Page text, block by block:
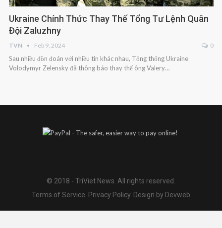
Ukraine Chính Thức Thay Thế Tổng Tư Lệnh Quân
Đội Zaluzhny
TVN Feb 9, 2024 0
Sau nhiều đồn đoán với nhiều tin khác nhau, Tổng thống Ukraine
Volodymyr Zelensky đã thông báo thay thế ông Valery…
© 2018 - TriViet News. All rights reserved.
Terms of Service. Privacy Policy. Design by Devweb